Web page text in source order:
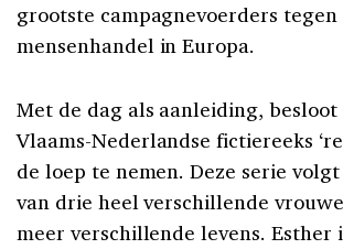
grootste campagnevoerders tegen
mensenhandel in Europa.
Met de dag als aanleiding, besloot
Vlaams-Nederlandse fictiereeks
de loep te nemen. Deze serie
van drie heel verschillende
meer verschillende levens. Esther